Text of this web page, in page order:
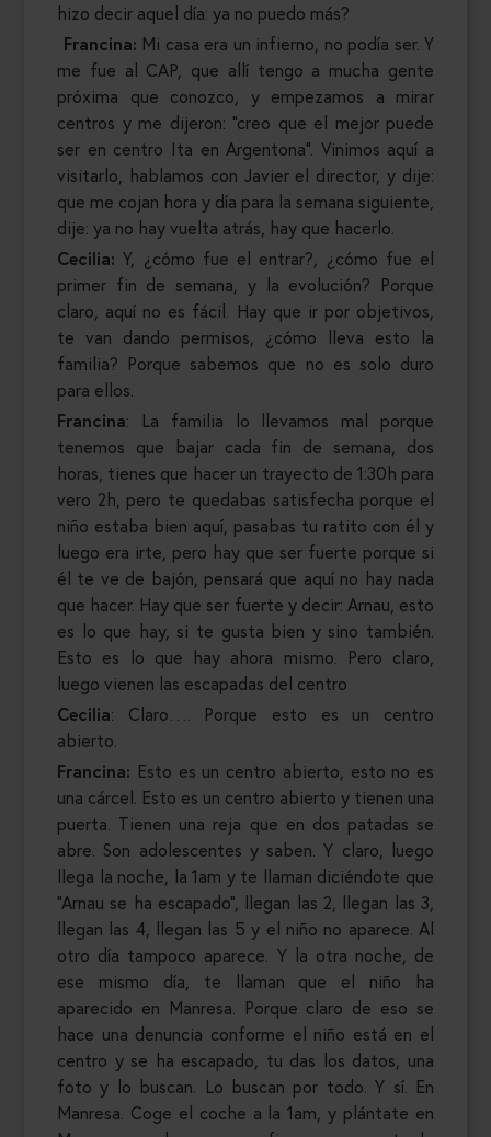
hizo decir aquel día: ya no puedo más?
Francina: Mi casa era un infierno, no podía ser. Y
me fue al CAP, que allí tengo a mucha gente
próxima que conozco, y empezamos a mirar
centros y me dijeron: “creo que el mejor puede
ser en centro Ita en Argentona”. Vinimos aquí a
visitarlo, hablamos con Javier el director, y dije:
que me cojan hora y día para la semana siguiente,
dije: ya no hay vuelta atrás, hay que hacerlo.
Cecilia: Y, ¿cómo fue el entrar?, ¿cómo fue el
primer fin de semana, y la evolución? Porque
claro, aquí no es fácil. Hay que ir por objetivos,
te van dando permisos, ¿cómo lleva esto la
familia? Porque sabemos que no es solo duro
para ellos.
Francina: La familia lo llevamos mal porque
tenemos que bajar cada fin de semana, dos
horas, tienes que hacer un trayecto de 1:30h para
vero 2h, pero te quedabas satisfecha porque el
niño estaba bien aquí, pasabas tu ratito con él y
luego era irte, pero hay que ser fuerte porque si
él te ve de bajón, pensará que aquí no hay nada
que hacer. Hay que ser fuerte y decir: Arnau, esto
es lo que hay, si te gusta bien y sino también.
Esto es lo que hay ahora mismo. Pero claro,
luego vienen las escapadas del centro
Cecilia: Claro…. Porque esto es un centro
abierto.
Francina: Esto es un centro abierto, esto no es
una cárcel. Esto es un centro abierto y tienen una
puerta. Tienen una reja que en dos patadas se
abre. Son adolescentes y saben. Y claro, luego
llega la noche, la 1am y te llaman diciéndote que
“Arnau se ha escapado”, llegan las 2, llegan las 3,
llegan las 4, llegan las 5 y el niño no aparece. Al
otro día tampoco aparece. Y la otra noche, de
ese mismo día, te llaman que el niño ha
aparecido en Manresa. Porque claro de eso se
hace una denuncia conforme el niño está en el
centro y se ha escapado, tu das los datos, una
foto y lo buscan. Lo buscan por todo. Y sí. En
Manresa. Coge el coche a la 1am, y plántate en